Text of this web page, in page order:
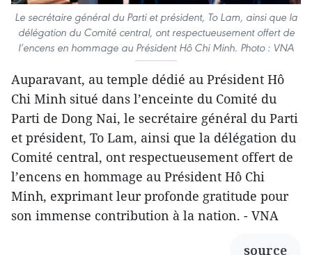
Le secrétaire général du Parti et président, To Lam, ainsi que la
délégation du Comité central, ont respectueusement offert de
l’encens en hommage au Président Hô Chi Minh. Photo : VNA
Auparavant, au temple dédié au Président Hô
Chi Minh situé dans l’enceinte du Comité du
Parti de Dong Nai, le secrétaire général du Parti
et président, To Lam, ainsi que la délégation du
Comité central, ont respectueusement offert de
l’encens en hommage au Président Hô Chi
Minh, exprimant leur profonde gratitude pour
son immense contribution à la nation. - VNA
source